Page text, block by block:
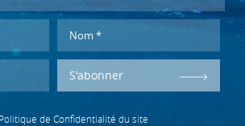
S'abonner
Politique de Confidentialité du site